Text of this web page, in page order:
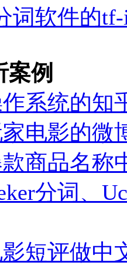
分词软件的
案例
作系统的
家电影的
款商品名称
分词、
影短评做